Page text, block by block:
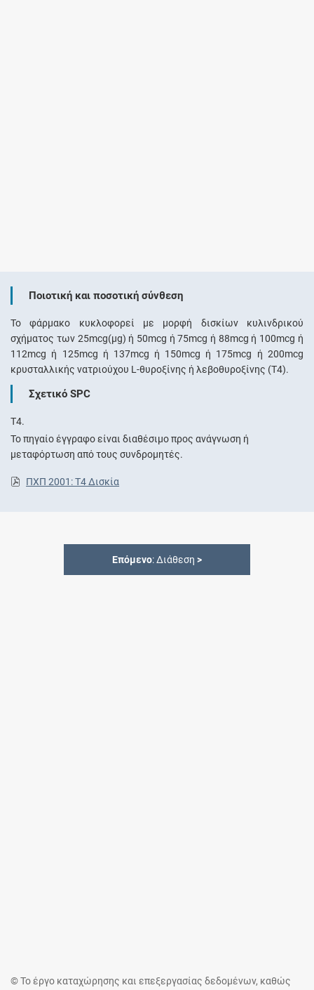
Ποιοτική και ποσοτική σύνθεση
Το φάρμακο κυκλοφορεί με μορφή δισκίων κυλινδρικού
σχήματος των 25mcg(μg) ή 50mcg ή 75mcg ή 88mcg ή 100mcg ή
112mcg ή 125mcg ή 137mcg ή 150mcg ή 175mcg ή 200mcg
κρυσταλλικής νατριούχου L-θυροξίνης ή λεβοθυροξίνης (Τ4).
Σχετικό SPC
T4.
Το πηγαίο έγγραφο είναι διαθέσιμο προς ανάγνωση ή
μεταφόρτωση από τους συνδρομητές.
ΠΧΠ 2001: T4 Δισκία
Επόμενο: Διάθεση >
© Το έργο καταχώρησης και επεξεργασίας δεδομένων, καθώς